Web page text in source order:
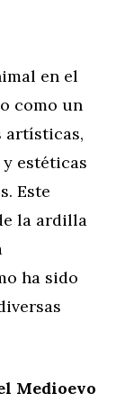
en el
como un
artísticas,
estéticas
Este
la ardilla
ha sido
Medioevo